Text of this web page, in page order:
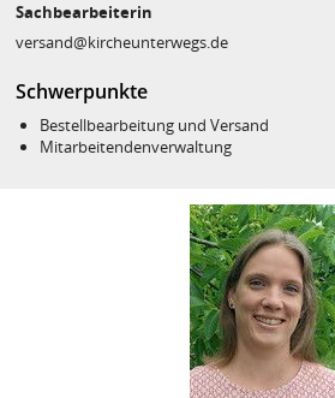
Sachbearbeiterin
versand@kircheunterwegs.de
Schwerpunkte
Bestellbearbeitung und Versand
Mitarbeitendenverwaltung